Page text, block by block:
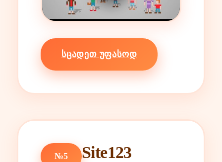
ᲡᲪᲐᲓᲔᲗ ᲣᲤᲐᲡᲝᲓ
№5 Site123